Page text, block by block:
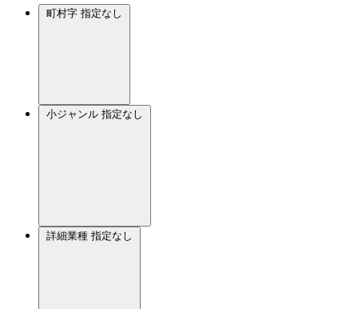
町村字 指定なし
小ジャンル 指定なし
詳細業種 指定なし